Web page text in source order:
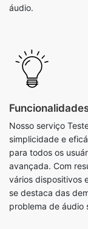
áudio.
Nosso serviço
simplicidade e
para todos os
avançada. Com
vários dispositivos
se destaca das
problema de áudio